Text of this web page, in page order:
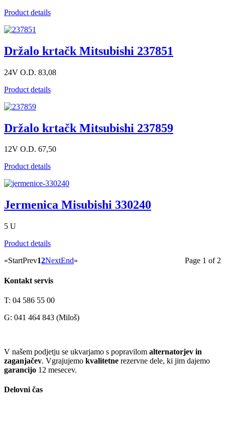
Product details
Držalo krtačk Mitsubishi 237851
24V O.D. 83,08
Product details
Držalo krtačk Mitsubishi 237859
12V O.D. 67,50
Product details
Jermenica Misubishi 330240
5 U
Product details
«StartPrev12NextEnd» Page 1 of 2
Kontakt servis
T: 04 586 55 00
G: 041 464 843 (Miloš)
V našem podjetju se ukvarjamo s popravilom alternatorjev in
zaganjačev. Vgrajujemo kvalitetne rezervne dele, ki jim dajemo
garancijo 12 mesecev.
Delovni čas